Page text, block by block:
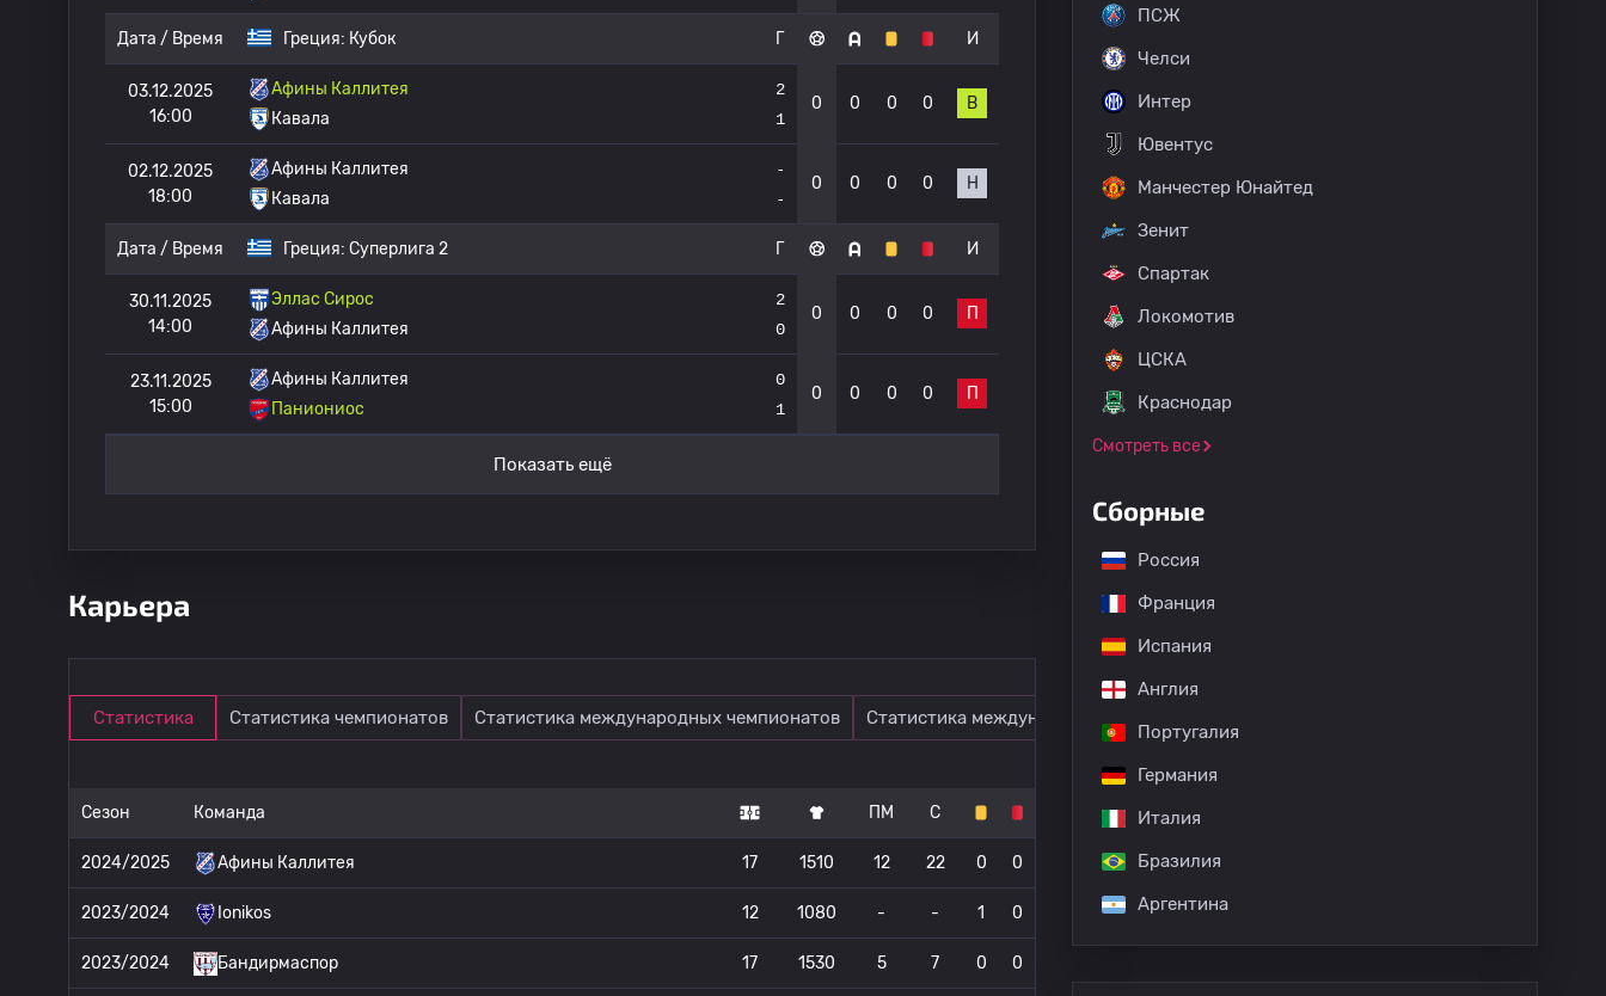
Дата / Время Греция: Кубок Г И
03.12.2025
16:00
Афины Каллитея
Кавала
2
1
0 0 0 0 В
02.12.2025
18:00
Афины Каллитея
Кавала
-
-
0 0 0 0 Н
Дата / Время Греция: Суперлига 2 Г И
30.11.2025
14:00
Эллас Сирос
Афины Каллитея
2
0
0 0 0 0 П
23.11.2025
15:00
Афины Каллитея
Паниониос
0
1
0 0 0 0 П
Показать ещё
Карьера
Статистика Статистика чемпионатов Статистика международных чемпионатов Статистика международных матчей
Сезон Команда ПМ С
2024/2025 Афины Каллитея 17 1510 12 22 0 0
2023/2024 Ionikos 12 1080 - - 1 0
2023/2024 Бандирмаспор 17 1530 5 7 0 0
ПСЖ
Челси
Интер
Ювентус
Манчестер Юнайтед
Зенит
Спартак
Локомотив
ЦСКА
Краснодар
Смотреть все
Сборные
Россия
Франция
Испания
Англия
Португалия
Германия
Италия
Бразилия
Аргентина